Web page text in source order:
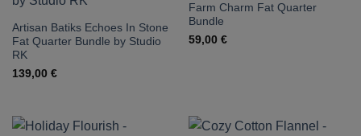
Artisan Batiks Echoes In Stone
Fat Quarter Bundle by Studio
RK
139,00 €
Farm Charm Fat Quarter
Bundle
59,00 €